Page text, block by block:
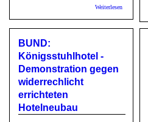
Weiterlesen
BUND:
Königsstuhlhotel -
Demonstration gegen
widerrechlicht
errichteten
Hotelneubau